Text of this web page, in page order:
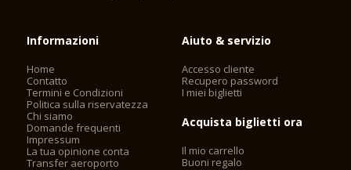
Informazioni
Home
Contatto
Termini e Condizioni
Politica sulla riservatezza
Chi siamo
Domande frequenti
Impressum
La tua opinione conta
Transfer aeroporto
Aiuto & servizio
Accesso cliente
Recupero password
I miei biglietti
Acquista biglietti ora
Il mio carrello
Buoni regalo